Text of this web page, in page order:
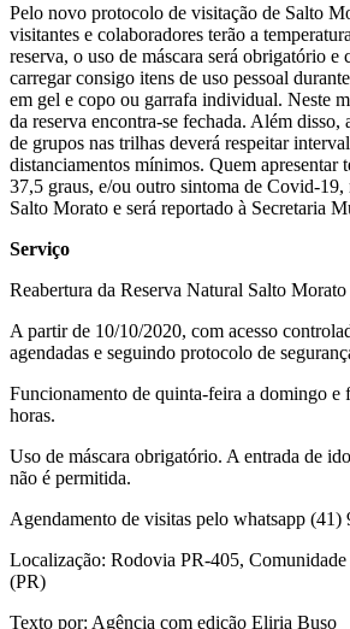
Pelo novo protocolo de visitação de Salto
visitantes e colaboradores terão a
reserva, o uso de máscara será obrigatório e
carregar consigo itens de uso pessoal
em gel e copo ou garrafa individual. Neste
da reserva encontra-se fechada. Além disso,
de grupos nas trilhas deverá respeitar
distanciamentos mínimos. Quem apresentar
37,5 graus, e/ou outro sintoma de Covid-19,
Salto Morato e será reportado à Secretaria
Serviço
Reabertura da Reserva Natural Salto Morato
A partir de 10/10/2020, com acesso
agendadas e seguindo protocolo de
Funcionamento de quinta-feira a domingo e
horas.
Uso de máscara obrigatório. A entrada de
não é permitida.
Agendamento de visitas pelo whatsapp (41)
Localização: Rodovia PR-405,
(PR)
Texto por: Agência com edição Eliria Buso